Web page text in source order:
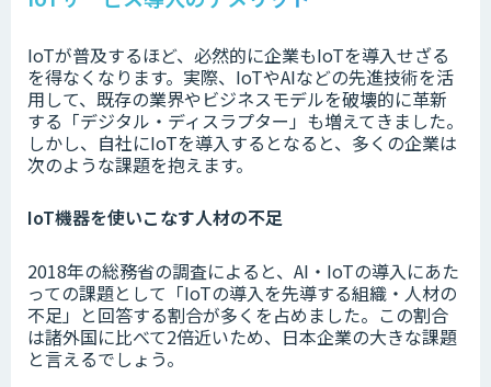
IoTが普及するほど、必然的に企業もIoTを導入せざる
を得なくなります。実際、IoTやAIなどの先進技術を活
用して、既存の業界やビジネスモデルを破壊的に革新
する「デジタル・ディスラプター」も増えてきました。
しかし、自社にIoTを導入するとなると、多くの企業は
次のような課題を抱えます。
IoT機器を使いこなす人材の不足
2018年の総務省の調査によると、AI・IoTの導入にあた
っての課題として「IoTの導入を先導する組織・人材の
不足」と回答する割合が多くを占めました。この割合
は諸外国に比べて2倍近いため、日本企業の大きな課題
と言えるでしょう。